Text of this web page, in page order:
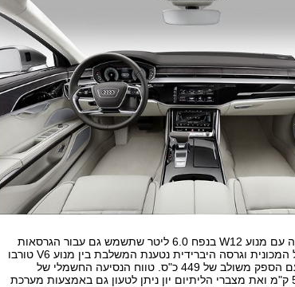
בעתיד תוצע גם גרסה עם מנוע W12 בנפח 6.0 ליטר שתשמש גם עבור הגרסאות
הממוגנות נגד ירי של המכונית וגרסה היברידית נטענת המשלבת בין מנוע V6 טורבו
בנזין למנוע חשמלי עם הספק משולב של 449 כ"ס. טווח הנסיעה החשמלי של
המכונית עומד על 50 ק"מ ואת מצברי הליתיום יון ניתן לטעון גם באמצעות מערכת